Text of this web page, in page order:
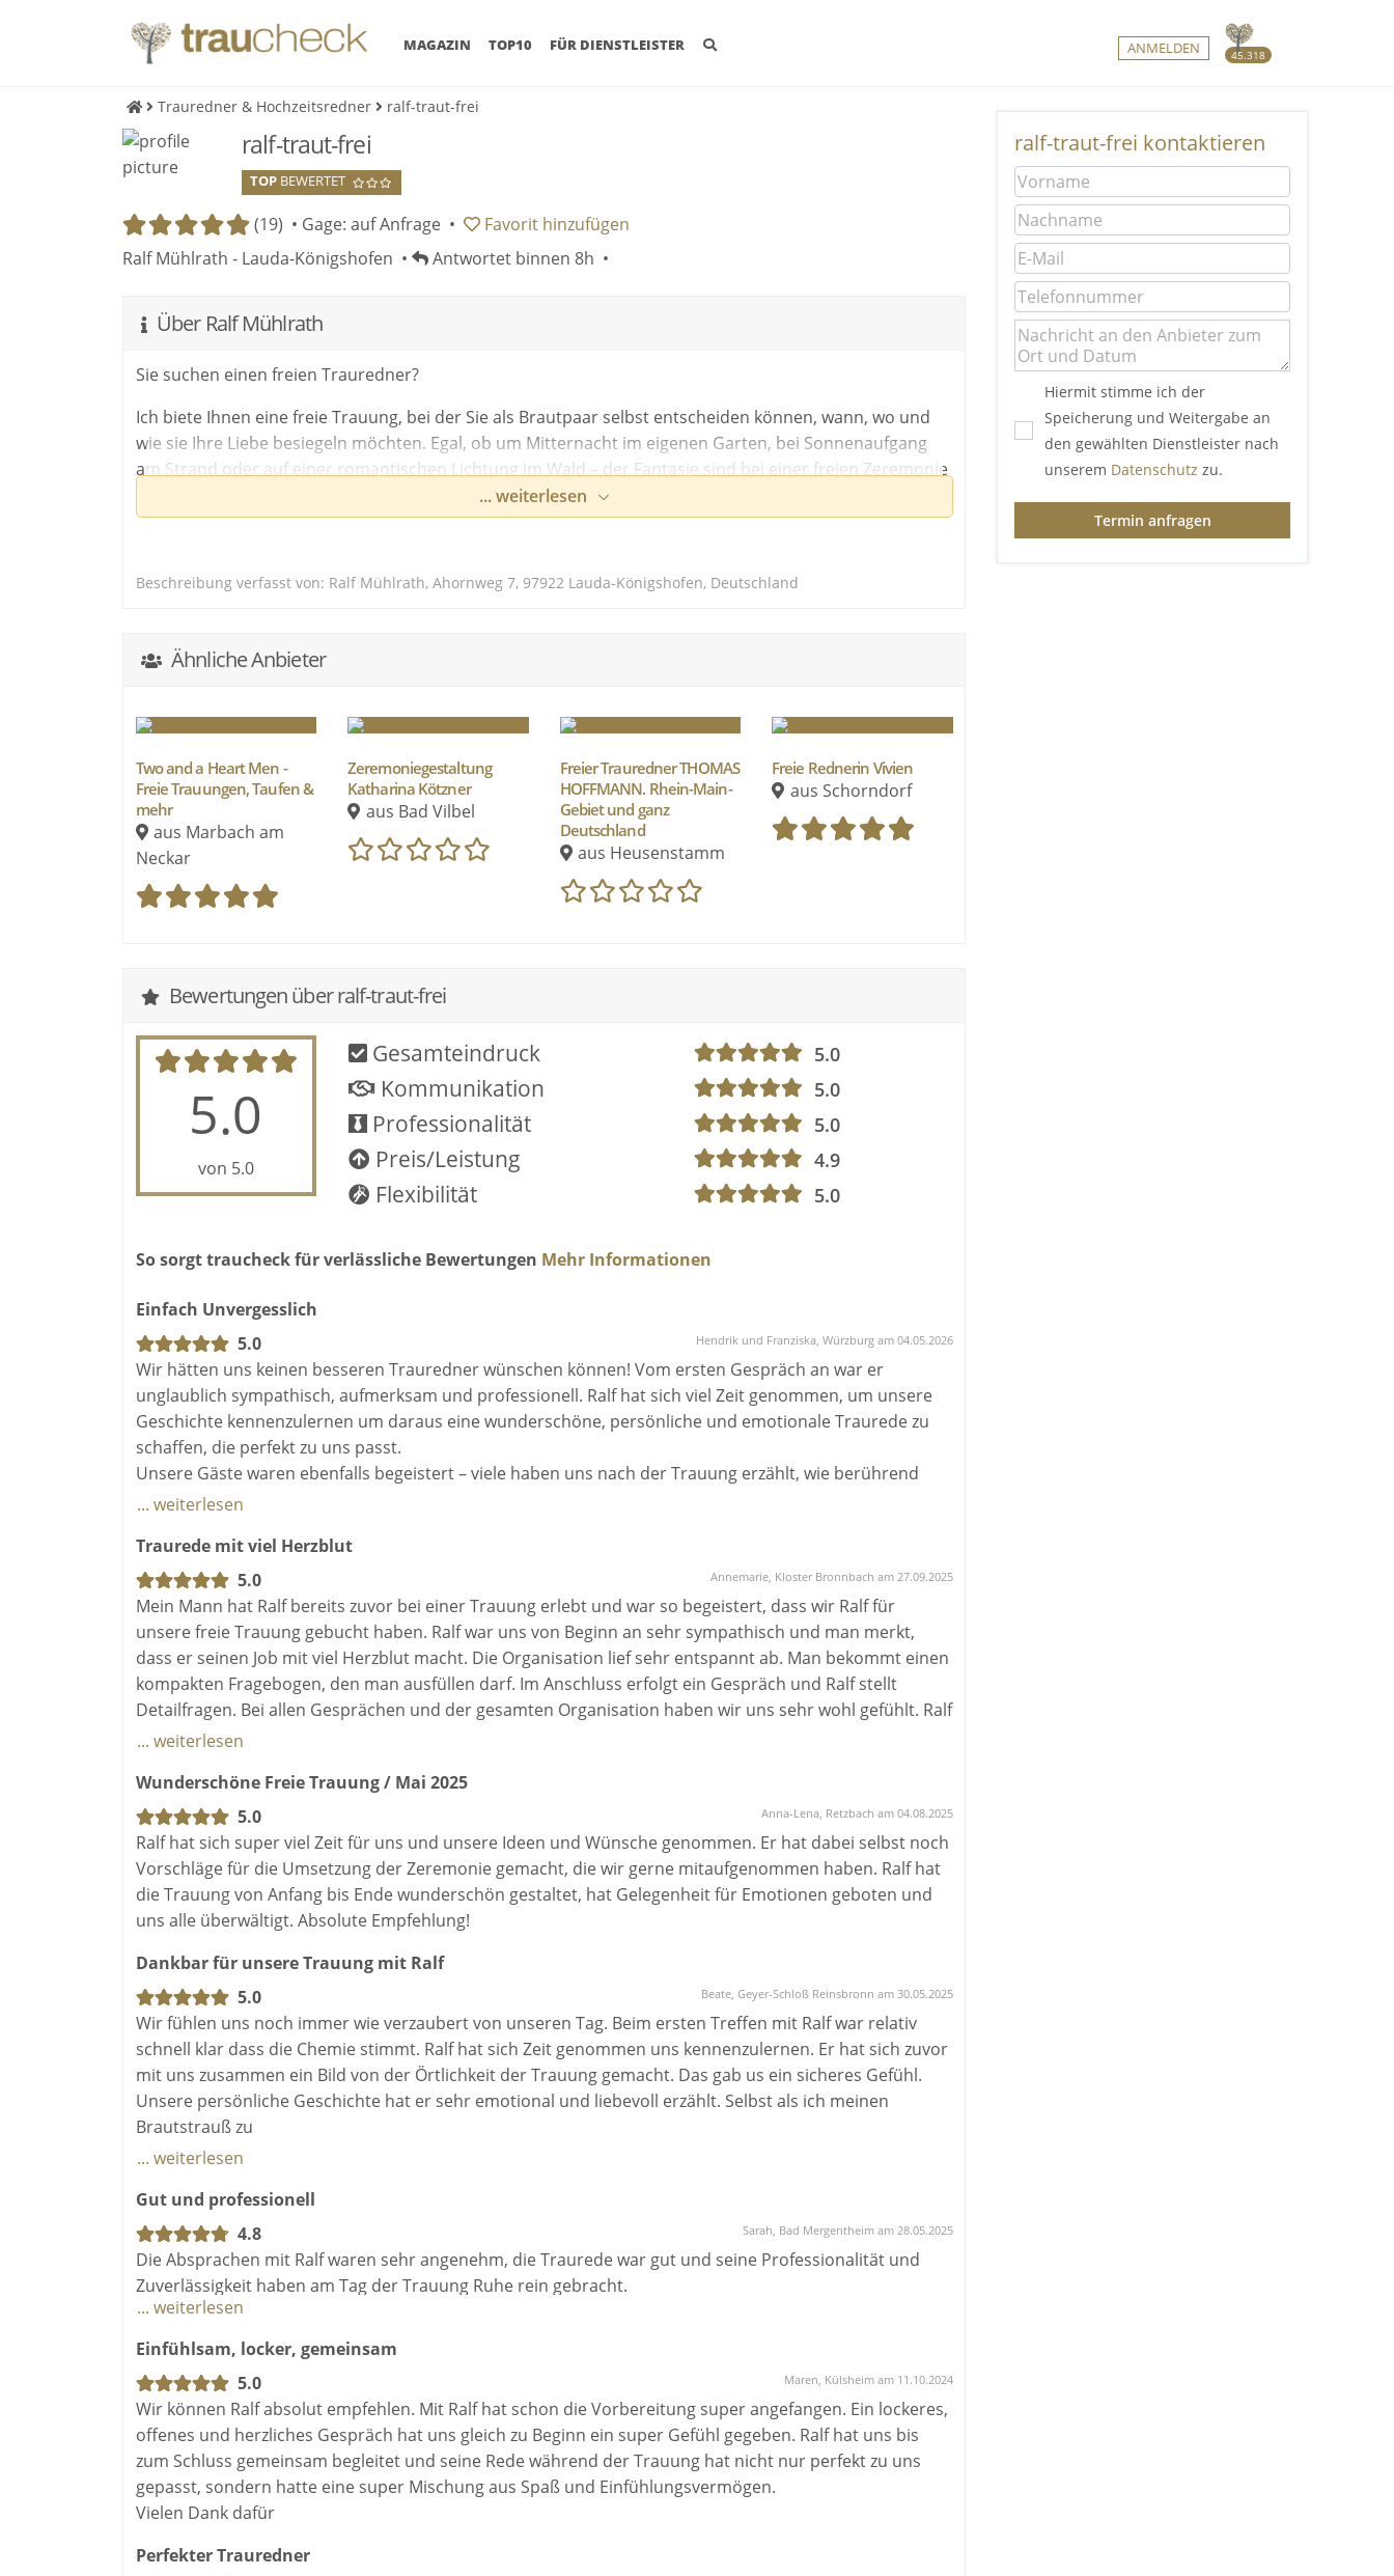
45.318
MAGAZIN (CURRENT)
TOP10 FÜR DIENSTLEISTER ANMELDEN
Trauredner & Hochzeitsredner ralf-traut-frei
ralf-traut-frei
TOP BEWERTET
(19) • Gage: auf Anfrage • Favorit hinzufügen
Ralf Mühlrath - Lauda-Königshofen •
Antwortet binnen 8h •
Über Ralf Mühlrath
Sie suchen einen freien Trauredner?
Ich biete Ihnen eine freie Trauung, bei der Sie als Brautpaar selbst entscheiden können, wann, wo und
wie sie Ihre Liebe besiegeln möchten. Egal, ob um Mitternacht im eigenen Garten, bei Sonnenaufgang
am Strand oder auf einer romantischen Lichtung im Wald – der Fantasie sind bei einer freien Zeremonie
Familie und Ihren Freunden möchte ich Ihren Tag zu einem außergewöhnlichen Erlebnis machen.
Herzlichst
Ihr Ralf Mühlrath
... weiterlesen
Beschreibung verfasst von: Ralf Mühlrath, Ahornweg 7, 97922 Lauda-Königshofen, Deutschland
Ähnliche Anbieter
Two and a Heart Men -
Freie Trauungen, Taufen &
mehr
aus Marbach am
Neckar
Zeremoniegestaltung
Katharina Kötzner
aus Bad Vilbel
Freier Trauredner THOMAS
HOFFMANN. Rhein-Main-
Gebiet und ganz
Deutschland
aus Heusenstamm
Freie Rednerin Vivien
aus Schorndorf
Bewertungen über ralf-traut-frei
5.0
von 5.0
Gesamteindruck 5.0
Kommunikation 5.0
Professionalität 5.0
Preis/Leistung 4.9
Flexibilität 5.0
So sorgt traucheck für verlässliche Bewertungen Mehr Informationen
Einfach Unvergesslich
5.0
Hendrik und Franziska, Würzburg am 04.05.2026
Wir hätten uns keinen besseren Trauredner wünschen können! Vom ersten Gespräch an war er
unglaublich sympathisch, aufmerksam und professionell. Ralf hat sich viel Zeit genommen, um unsere
Geschichte kennenzulernen um daraus eine wunderschöne, persönliche und emotionale Traurede zu
schaffen, die perfekt zu uns passt.
Unsere Gäste waren ebenfalls begeistert – viele haben uns nach der Trauung erzählt, wie berührend
und gleichzeitig locker und humorvoll sie die Rede fanden. Man hat in jedem Moment gemerkt, wie viel
Dank Ralf wurde unsere Freie Trauung zu einem besonderen und unvergesslichen Moment. Wir können
Ihn von Herzen weiterempfehlen!
... weiterlesen
Traurede mit viel Herzblut
5.0
Annemarie, Kloster Bronnbach am 27.09.2025
Mein Mann hat Ralf bereits zuvor bei einer Trauung erlebt und war so begeistert, dass wir Ralf für
unsere freie Trauung gebucht haben. Ralf war uns von Beginn an sehr sympathisch und man merkt,
dass er seinen Job mit viel Herzblut macht. Die Organisation lief sehr entspannt ab. Man bekommt einen
kompakten Fragebogen, den man ausfüllen darf. Im Anschluss erfolgt ein Gespräch und Ralf stellt
Detailfragen. Bei allen Gesprächen und der gesamten Organisation haben wir uns sehr wohl gefühlt. Ralf
hat seine Traurede perfekt auf uns als Menschen zugeschnitten und man hätte die Beziehung zwischen
wie wir unsere Trauung persönlich gestalten können. Wir konnten unsere Familien-Mitglieder einbinden
und so wurde die Trauung zu unserem ganz persönlichen Moment. Wir sind Ralf sehr dankbar, dass er
uns begleitet hat und wir können Ralf nur empfehlen.
... weiterlesen
Wunderschöne Freie Trauung / Mai 2025
5.0
Anna-Lena, Retzbach am 04.08.2025
Ralf hat sich super viel Zeit für uns und unsere Ideen und Wünsche genommen. Er hat dabei selbst noch
Vorschläge für die Umsetzung der Zeremonie gemacht, die wir gerne mitaufgenommen haben. Ralf hat
die Trauung von Anfang bis Ende wunderschön gestaltet, hat Gelegenheit für Emotionen geboten und
uns alle überwältigt. Absolute Empfehlung!
Dankbar für unsere Trauung mit Ralf
5.0
Beate, Geyer-Schloß Reinsbronn am 30.05.2025
Wir fühlen uns noch immer wie verzaubert von unseren Tag. Beim ersten Treffen mit Ralf war relativ
schnell klar dass die Chemie stimmt. Ralf hat sich Zeit genommen uns kennenzulernen. Er hat sich zuvor
mit uns zusammen ein Bild von der Örtlichkeit der Trauung gemacht. Das gab us ein sicheres Gefühl.
Unsere persönliche Geschichte hat er sehr emotional und liebevoll erzählt. Selbst als ich meinen
Brautstrauß zu
Beginn vergaß und die Gäste warten mussten, überbrückte er die Zeit souverän. Alles in allem sehr
Ralf.
... weiterlesen
Gut und professionell
4.8
Sarah, Bad Mergentheim am 28.05.2025
Die Absprachen mit Ralf waren sehr angenehm, die Traurede war gut und seine Professionalität und
Zuverlässigkeit haben am Tag der Trauung Ruhe rein gebracht.
... weiterlesen
Einfühlsam, locker, gemeinsam
5.0
Maren, Külsheim am 11.10.2024
Wir können Ralf absolut empfehlen. Mit Ralf hat schon die Vorbereitung super angefangen. Ein lockeres,
offenes und herzliches Gespräch hat uns gleich zu Beginn ein super Gefühl gegeben. Ralf hat uns bis
zum Schluss gemeinsam begleitet und seine Rede während der Trauung hat nicht nur perfekt zu uns
gepasst, sondern hatte eine super Mischung aus Spaß und Einfühlungsvermögen.
Vielen Dank dafür
Perfekter Trauredner
ralf-traut-frei kontaktieren
Hiermit stimme ich der
Speicherung und Weitergabe an
den gewählten Dienstleister nach
unserem Datenschutz zu.
Termin anfragen